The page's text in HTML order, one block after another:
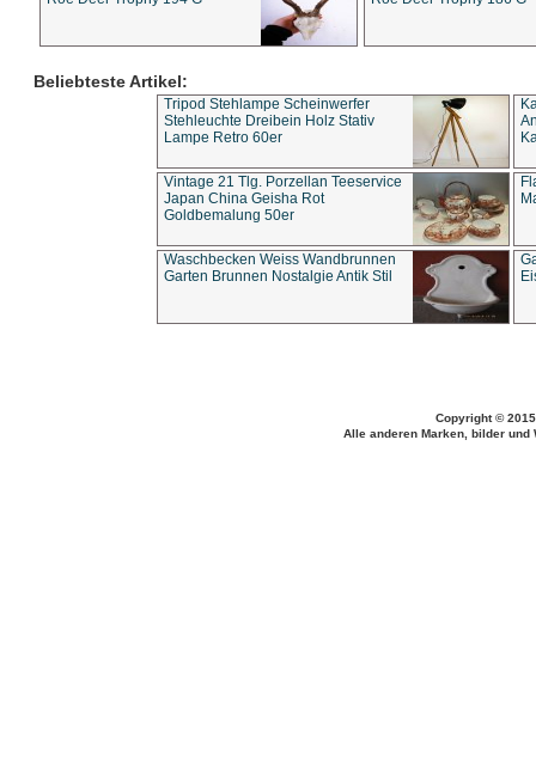
Beliebteste Artikel:
Tripod Stehlampe Scheinwerfer
Stehleuchte Dreibein Holz Stativ
Lampe Retro 60er
Vintage 21 Tlg. Porzellan Teeservice
Japan China Geisha Rot
Goldbemalung 50er
Waschbecken Weiss Wandbrunnen
Garten Brunnen Nostalgie Antik Stil
Copyright ©
Alle anderen Marken, bilder und